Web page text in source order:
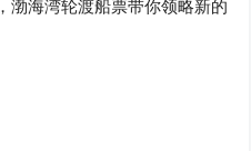
渤海湾轮渡船票带你领略新的